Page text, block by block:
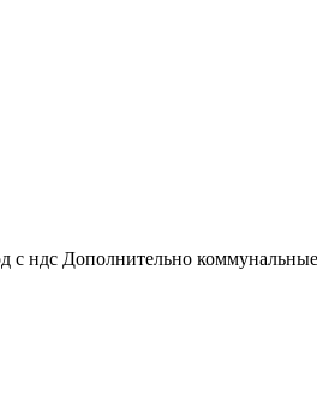
с ндс Дополнительно